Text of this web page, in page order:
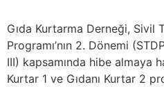
Gıda Kurtarma Derneği, Sivil
Programı’nın 2. Dönemi
III) kapsamında hibe almaya
Kurtar 1 ve Gıdanı Kurtar 2